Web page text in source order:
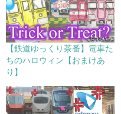
【鉄道ゆっくり茶番】電車た
ちのハロウィン【おまけあ
り】